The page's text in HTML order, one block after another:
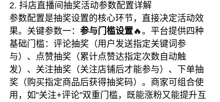
2. 抖店直播间抽奖活动参数配置详解
参数配置是抽奖设置的核心环节，直接决定活动效
果。关键参数一：参与门槛设置🔥。平台提供四种
基础门槛：评论抽奖（用户发送指定关键词参
与）、点赞抽奖（累计点赞达指定次数自动触
发）、关注抽奖（关注店铺后才能参与）、下单抽
奖（购买指定商品后获得抽奖码）。商家可组合使
用，如"关注+评论"双重门槛，既能涨粉又能提升互